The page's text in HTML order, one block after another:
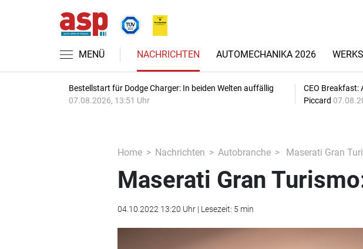
MENÜ NACHRICHTEN AUTOMECHANIKA 2026
Bestellstart für Dodge Charger: In beiden Welten auffällig
07.08.2026, 13:51 Uhr
CEO
Piccard
Home Nachrichten Autobranche Maserati Gran
Maserati Gran
04.10.2022 13:20 Uhr | Lesezeit: 5 min